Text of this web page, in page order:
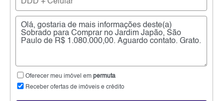
Oferecer meu imóvel em permuta
Receber ofertas de imóveis e crédito